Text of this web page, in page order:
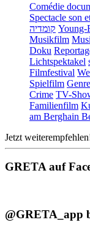
Comédie
Spectacle son
קומדיה Young-
Musikfilm
Doku
Lichtspektakel
Filmfestival
Spielfilm
Crime TV-
Familienfilm
am Berghain
Jetzt
GRETA auf
@GRETA_app